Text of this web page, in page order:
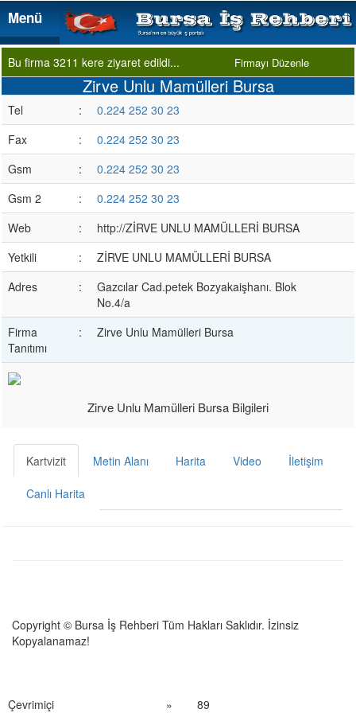
Menü
Menü
Bu firma 3211 kere ziyaret edildi... Firmayı Düzenle
Zirve Unlu Mamülleri Bursa
Tel :
0.224 252 30 23
Fax
:
0.224 252 30 23
Gsm
:
0.224 252 30 23
Gsm 2
:
0.224 252 30 23
Web
:
http://ZİRVE UNLU MAMÜLLERİ BURSA
Yetkili
:
ZİRVE UNLU MAMÜLLERİ BURSA
Adres
:
Gazcılar Cad.petek Bozyakaişhanı. Blok
No.4/a
Firma
Tanıtımı
: Zirve Unlu Mamülleri Bursa
Zirve Unlu Mamülleri Bursa Bilgileri
Kartvizit Metin Alanı Harita Video İletişim
Canlı Harita
Copyright © Bursa İş Rehberi Tüm Hakları Saklıdır. İzinsiz
Kopyalanamaz!
Çevrimiçi »
89